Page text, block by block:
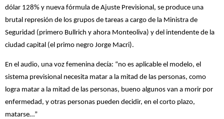
dólar 128% y nueva fórmula de Ajuste Previsional, se produce una
brutal represión de los grupos de tareas a cargo de la Ministra de
Seguridad (primero Bullrich y ahora Monteoliva) y del intendente de la
ciudad capital (el primo negro Jorge Macri).
En el audio, una voz femenina decía: “no es aplicable el modelo, el
sistema previsional necesita matar a la mitad de las personas, como
logra matar a la mitad de las personas, bueno algunos van a morir por
enfermedad, y otras personas pueden decidir, en el corto plazo,
matarse…”